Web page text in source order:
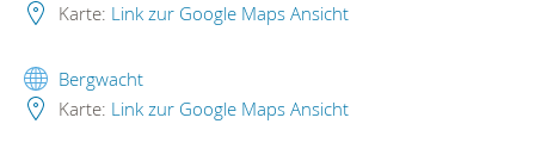
Karte: Link zur Google Maps Ansicht
Bergwacht
Karte: Link zur Google Maps Ansicht